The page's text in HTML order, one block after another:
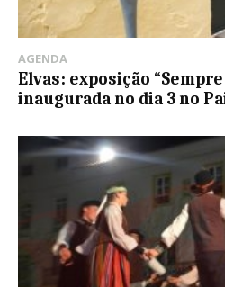
AGENDA
Elvas: exposição
inaugurada no dia 3 no